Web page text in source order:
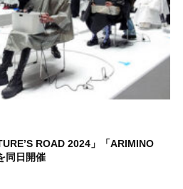
ROAD 2024」「ARIMINO
同日開催